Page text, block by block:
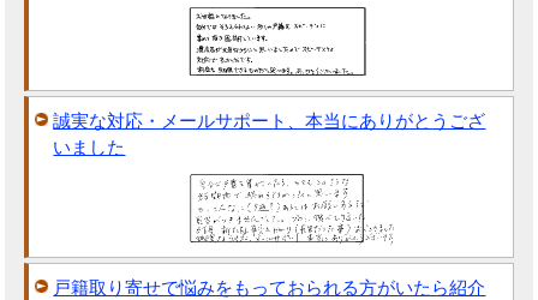
誠実な対応・メールサポート、本当にありがとうござ
いました
戸籍取り寄せで悩みをもっておられる方がいたら紹介